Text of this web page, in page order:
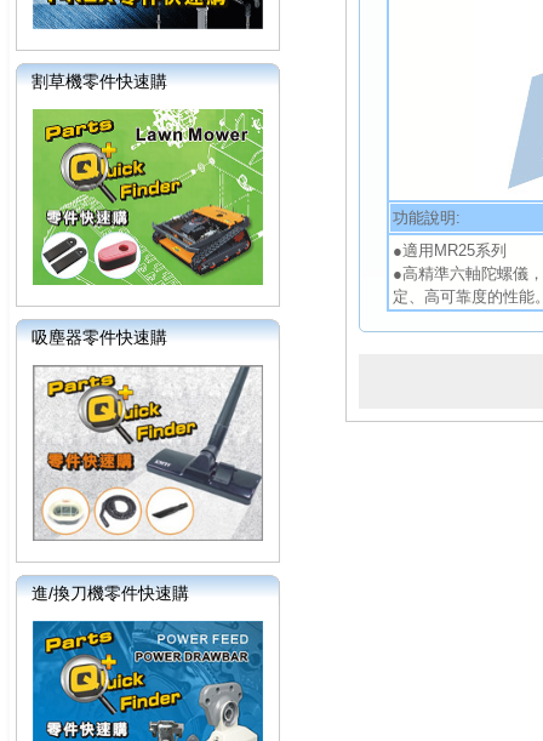
割草機零件快速購
吸塵器零件快速購
進/換刀機零件快速購
功能說明:
●適用MR25系列
●高精準六軸陀螺儀
定、高可靠度的性能